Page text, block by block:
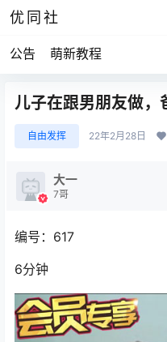
优同社
公告 萌新教程
儿子在跟男朋友做
自由发挥 22年2月28日
大一
7哥
编号：617
6分钟